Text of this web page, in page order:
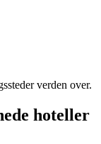
verden over.
hoteller